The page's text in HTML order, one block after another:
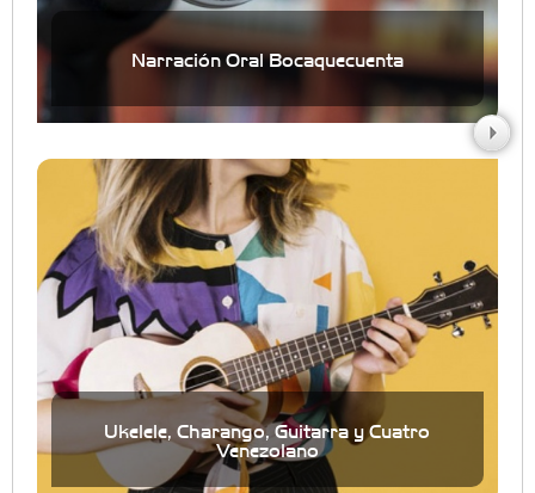
Narración Oral Bocaquecuenta
Ukelele, Charango, Guitarra y Cuatro
Venezolano